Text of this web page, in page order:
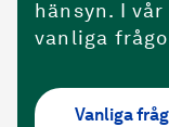
hänsyn. I
vanliga
Vanliga